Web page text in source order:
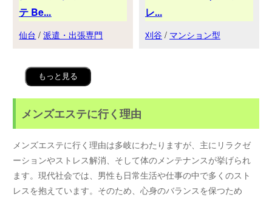
テ Be...
仙台 /派遣・出張専門
レ...
刈谷 / マンション型
もっと見る
メンズエステに行く理由
メンズエステに行く理由は多岐にわたりますが、主にリラクゼ
ーションやストレス解消、そして体のメンテナンスが挙げられ
ます。現代社会では、男性も日常生活や仕事の中で多くのスト
レスを抱えています。そのため、心身のバランスを保つため